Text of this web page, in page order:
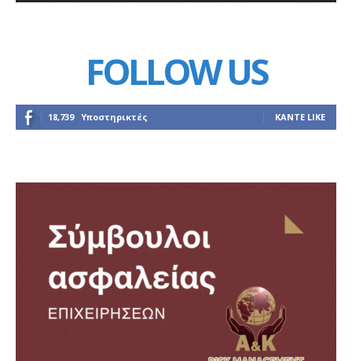
FOLLOW US
18,739 Υποστηρικτές ΚΆΝΤΕ LIKE